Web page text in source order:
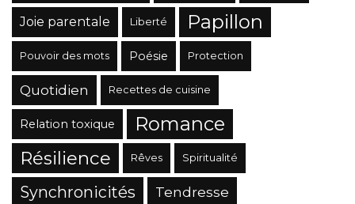
Joie parentale Liberté Papillon
Pouvoir des mots Poésie Protection
Quotidien Recettes de cuisine
Relation toxique Romance
Résilience Rêves Spiritualité
Synchronicités Tendresse